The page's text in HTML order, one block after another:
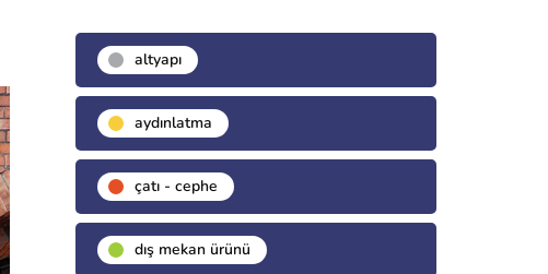
altyapı
aydınlatma
çatı - cephe
dış mekan ürünü